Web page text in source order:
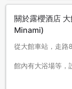
關於露櫻酒店
Minami)
從大館車站，走路
館內有大浴場等，